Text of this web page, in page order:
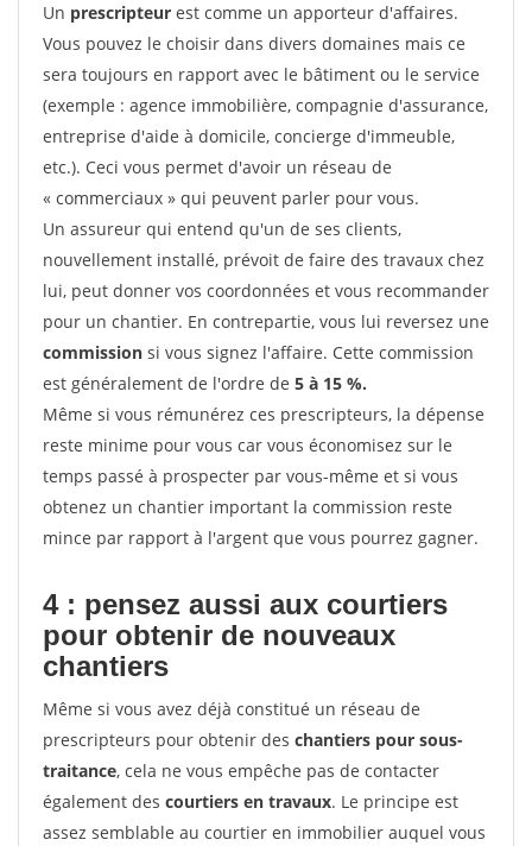
Un prescripteur est comme un apporteur d'affaires.
Vous pouvez le choisir dans divers domaines mais ce
sera toujours en rapport avec le bâtiment ou le service
(exemple : agence immobilière, compagnie d'assurance,
entreprise d'aide à domicile, concierge d'immeuble,
etc.). Ceci vous permet d'avoir un réseau de
« commerciaux » qui peuvent parler pour vous.
Un assureur qui entend qu'un de ses clients,
nouvellement installé, prévoit de faire des travaux chez
lui, peut donner vos coordonnées et vous recommander
pour un chantier. En contrepartie, vous lui reversez une
commission si vous signez l'affaire. Cette commission
est généralement de l'ordre de 5 à 15 %.
Même si vous rémunérez ces prescripteurs, la dépense
reste minime pour vous car vous économisez sur le
temps passé à prospecter par vous-même et si vous
obtenez un chantier important la commission reste
mince par rapport à l'argent que vous pourrez gagner.
4 : pensez aussi aux courtiers
pour obtenir de nouveaux
chantiers
Même si vous avez déjà constitué un réseau de
prescripteurs pour obtenir des chantiers pour sous-
traitance, cela ne vous empêche pas de contacter
également des courtiers en travaux. Le principe est
assez semblable au courtier en immobilier auquel vous